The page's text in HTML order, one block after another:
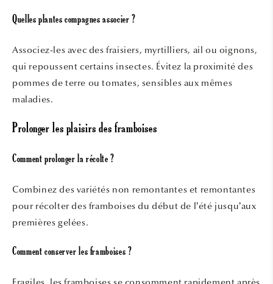
Quelles plantes compagnes associer ?
Associez-les avec des fraisiers, myrtilliers, ail ou oignons,
qui repoussent certains insectes. Évitez la proximité des
pommes de terre ou tomates, sensibles aux mêmes
maladies.
Prolonger les plaisirs des framboises
Comment prolonger la récolte ?
Combinez des variétés non remontantes et remontantes
pour récolter des framboises du début de l’été jusqu’aux
premières gelées.
Comment conserver les framboises ?